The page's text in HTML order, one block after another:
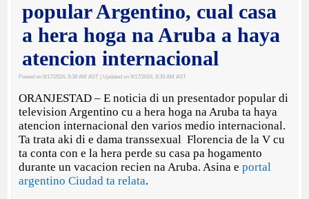
popular Argentino, cual casa
a hera hoga na Aruba a haya
atencion internacional
Posted on 9/17/2024, 9:38 AM AST | Updated on 9/17/2024, 9:39 AM AST
ORANJESTAD – E noticia di un presentador popular di
television Argentino cu a hera hoga na Aruba ta haya
atencion internacional den varios medio internacional.
Ta trata aki di e dama transsexual Florencia de la V cu
ta conta con e la hera perde su casa pa hogamento
durante un vacacion recien na Aruba. Asina e portal
argentino Ciudad ta relata.